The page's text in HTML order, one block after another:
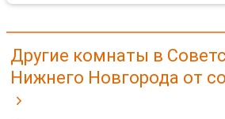
Другие комнаты в
Нижнего Новгорода от